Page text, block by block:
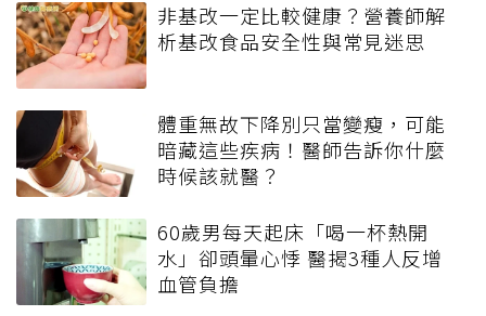
非基改一定比較健康？營養師解
析基改食品安全性與常見迷思
體重無故下降別只當變瘦，可能
暗藏這些疾病！醫師告訴你什麼
時候該就醫？
60歲男每天起床「喝一杯熱開
水」卻頭暈心悸 醫揭3種人反增
血管負擔